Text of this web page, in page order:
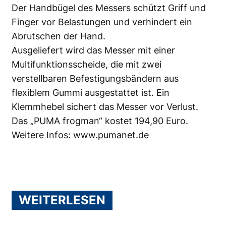
Der Handbügel des Messers schützt Griff und
Finger vor Belastungen und verhindert ein
Abrutschen der Hand.
Ausgeliefert wird das Messer mit einer
Multifunktionsscheide, die mit zwei
verstellbaren Befestigungsbändern aus
flexiblem Gummi ausgestattet ist. Ein
Klemmhebel sichert das Messer vor Verlust.
Das „PUMA frogman“ kostet 194,90 Euro.
Weitere Infos: www.pumanet.de
WEITERLESEN